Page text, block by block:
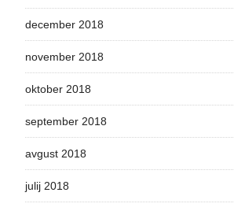
december 2018
november 2018
oktober 2018
september 2018
avgust 2018
julij 2018